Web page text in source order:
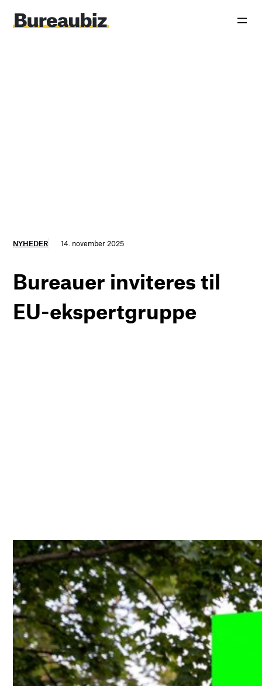
indhold
NYHEDER 14. november 2025
Bureauer inviteres til
EU-ekspertgruppe